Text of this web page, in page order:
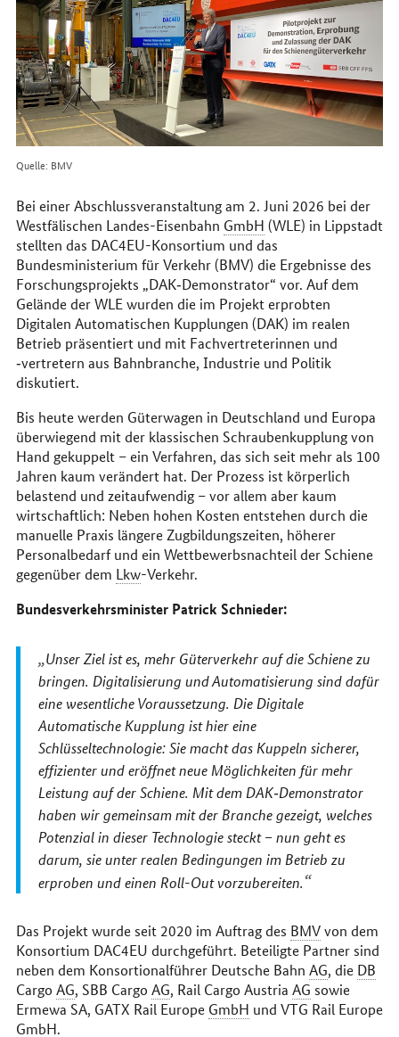
Quelle: BMV
Bei einer Abschlussveranstaltung am 2. Juni 2026 bei der
Westfälischen Landes-Eisenbahn GmbH (WLE) in Lippstadt
stellten das DAC4EU-Konsortium und das
Bundesministerium für Verkehr (BMV) die Ergebnisse des
Forschungsprojekts „DAK‑Demonstrator“ vor. Auf dem
Gelände der WLE wurden die im Projekt erprobten
Digitalen Automatischen Kupplungen (DAK) im realen
Betrieb präsentiert und mit Fachvertreterinnen und
‑vertretern aus Bahnbranche, Industrie und Politik
diskutiert.
Bis heute werden Güterwagen in Deutschland und Europa
überwiegend mit der klassischen Schraubenkupplung von
Hand gekuppelt – ein Verfahren, das sich seit mehr als 100
Jahren kaum verändert hat. Der Prozess ist körperlich
belastend und zeitaufwendig – vor allem aber kaum
wirtschaftlich: Neben hohen Kosten entstehen durch die
manuelle Praxis längere Zugbildungszeiten, höherer
Personalbedarf und ein Wettbewerbsnachteil der Schiene
gegenüber dem Lkw-Verkehr.
Bundesverkehrsminister Patrick Schnieder:
Unser Ziel ist es, mehr Güterverkehr auf die Schiene zu
bringen. Digitalisierung und Automatisierung sind dafür
eine wesentliche Voraussetzung. Die Digitale
Automatische Kupplung ist hier eine
Schlüsseltechnologie: Sie macht das Kuppeln sicherer,
effizienter und eröffnet neue Möglichkeiten für mehr
Leistung auf der Schiene. Mit dem DAK‑Demonstrator
haben wir gemeinsam mit der Branche gezeigt, welches
Potenzial in dieser Technologie steckt – nun geht es
darum, sie unter realen Bedingungen im Betrieb zu
erproben und einen Roll-Out vorzubereiten.
Das Projekt wurde seit 2020 im Auftrag des BMVvon dem
Konsortium DAC4EU durchgeführt. Beteiligte Partner sind
neben dem Konsortionalführer Deutsche Bahn AG, die DB
Cargo AG, SBB Cargo AG, Rail Cargo Austria AG sowie
Ermewa SA, GATX Rail Europe GmbH und VTG Rail Europe
GmbH.